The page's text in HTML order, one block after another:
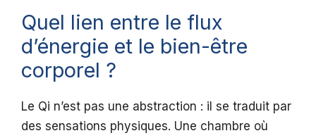
Quel lien entre le flux
d’énergie et le bien-être
corporel ?
Le Qi n’est pas une abstraction : il se traduit par
des sensations physiques. Une chambre où